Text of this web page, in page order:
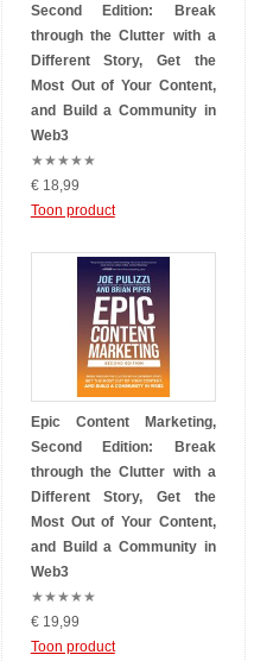
Second Edition: Break
through the Clutter with a
Different Story, Get the
Most Out of Your Content,
and Build a Community in
Web3
★★★★★
€ 18,99
Toon product
Epic Content Marketing,
Second Edition: Break
through the Clutter with a
Different Story, Get the
Most Out of Your Content,
and Build a Community in
Web3
★★★★★
€ 19,99
Toon product